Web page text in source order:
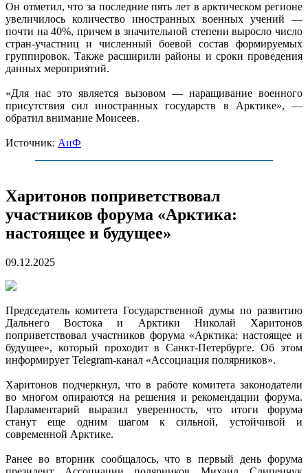
Он отметил, что за последние пять лет в арктическом регионе
увеличилось количество иностранных военных учений —
почти на 40%, причем в значительной степени выросло число
стран-участниц и численный боевой состав формируемых
группировок. Также расширили районы и сроки проведения
данных мероприятий.
«Для нас это является вызовом — наращивание военного
присутствия сил иностранных государств в Арктике», —
обратил внимание Моисеев.
Источник: АиФ
Харитонов поприветствовал
участников форума «Арктика:
настоящее и будущее»
09.12.2025
Председатель комитета Государственной думы по развитию
Дальнего Востока и Арктики Николай Харитонов
поприветствовал участников форума «Арктика: настоящее и
будущее», который проходит в Санкт-Петербурге. Об этом
информирует Telegram-канал «Ассоциация полярников».
Харитонов подчеркнул, что в работе комитета законодатели
во многом опираются на решения и рекомендации форума.
Парламентарий выразил уверенность, что итоги форума
станут еще одним шагом к сильной, устойчивой и
современной Арктике.
Ранее во вторник сообщалось, что в первый день форума